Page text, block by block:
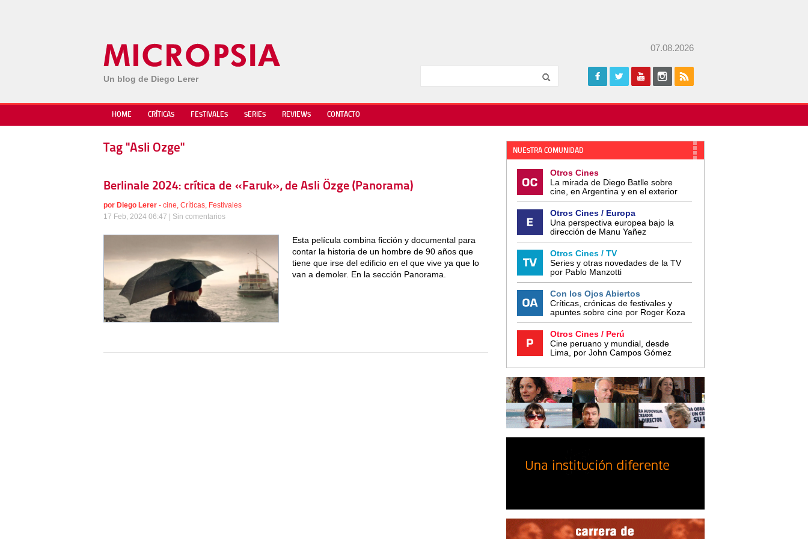
Un blog de Diego Lerer
07.08.2026
HOME CRÍTICAS FESTIVALES SERIES REVIEWS CONTACTO
Tag "Asli Ozge"
Berlinale 2024: crítica de «Faruk», de Asli Özge (Panorama)
por Diego Lerer - cine, Críticas, Festivales
17 Feb, 2024 06:47 | Sin comentarios
Esta película combina ficción y documental para
contar la historia de un hombre de 90 años que
tiene que irse del edificio en el que vive ya que lo
van a demoler. En la sección Panorama.
NUESTRA COMUNIDAD
Otros Cines
La mirada de Diego Batlle sobre
cine, en Argentina y en el exterior
Otros Cines / Europa
Una perspectiva europea bajo la
dirección de Manu Yañez
Otros Cines / TV
Series y otras novedades de la TV
por Pablo Manzotti
Con los Ojos Abiertos
Críticas, crónicas de festivales y
apuntes sobre cine por Roger Koza
Otros Cines / Perú
Cine peruano y mundial, desde
Lima, por John Campos Gómez